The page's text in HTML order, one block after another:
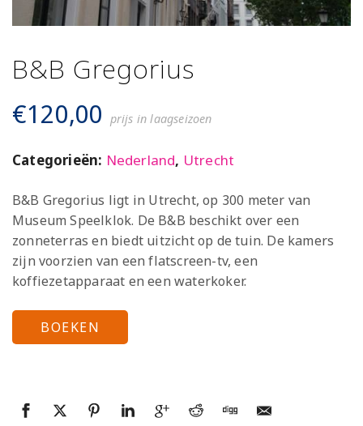
B&B Gregorius
€120,00 prijs in laagseizoen
Categorieën: Nederland, Utrecht
B&B Gregorius ligt in Utrecht, op 300 meter van
Museum Speelklok. De B&B beschikt over een
zonneterras en biedt uitzicht op de tuin. De kamers
zijn voorzien van een flatscreen-tv, een
koffiezetapparaat en een waterkoker.
BOEKEN